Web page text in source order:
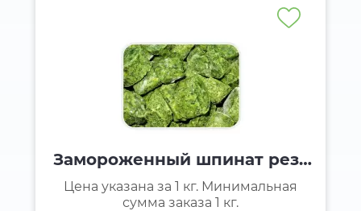
Замороженный шпинат реза
ный
Цена указана за 1 кг. Минимальная
сумма заказа 1 кг.